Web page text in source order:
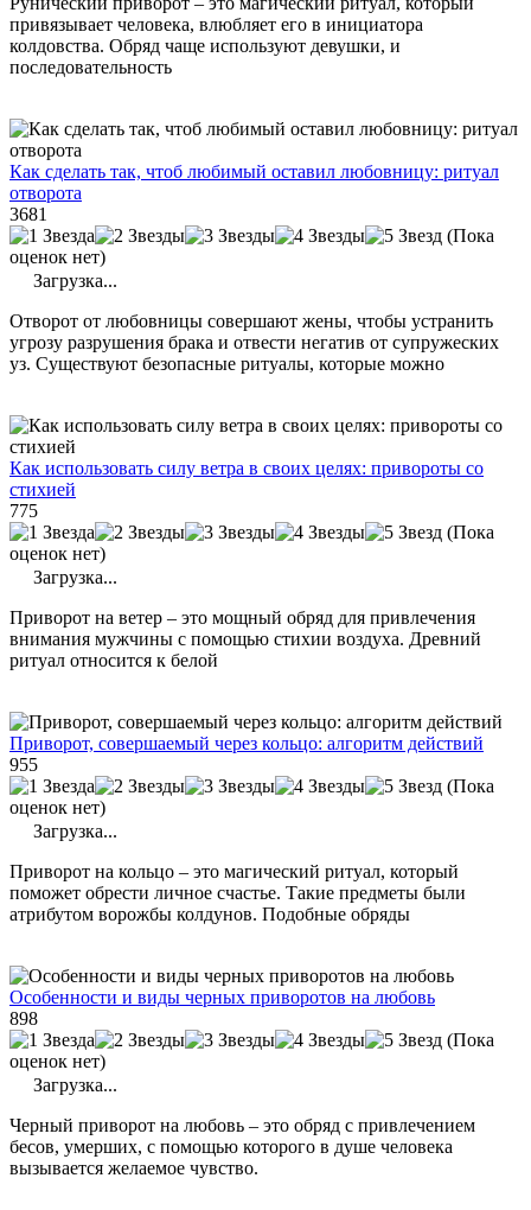
привязывает человека, влюбляет его в инициатора
колдовства. Обряд чаще используют девушки, и
последовательность
Как сделать так, чтоб любимый оставил любовницу: ритуал
отворота
3681
(Пока
оценок нет)
Загрузка...
Отворот от любовницы совершают жены, чтобы устранить
угрозу разрушения брака и отвести негатив от супружеских
уз. Существуют безопасные ритуалы, которые можно
Как использовать силу ветра в своих целях: привороты со
стихией
775
(Пока
оценок нет)
Загрузка...
Приворот на ветер – это мощный обряд для привлечения
внимания мужчины с помощью стихии воздуха. Древний
ритуал относится к белой
Приворот, совершаемый через кольцо: алгоритм действий
955
(Пока
оценок нет)
Загрузка...
Приворот на кольцо – это магический ритуал, который
поможет обрести личное счастье. Такие предметы были
атрибутом ворожбы колдунов. Подобные обряды
Особенности и виды черных приворотов на любовь
898
(Пока
оценок нет)
Загрузка...
Черный приворот на любовь – это обряд с привлечением
бесов, умерших, с помощью которого в душе человека
вызывается желаемое чувство.